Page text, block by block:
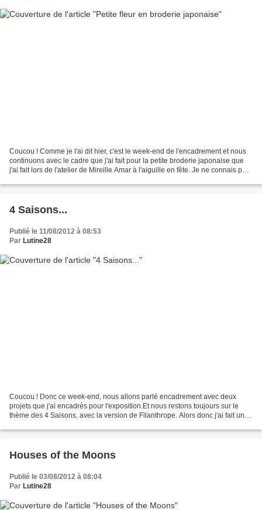
Coucou ! Comme je l'ai dit hier, c'est le week-end de l'encadrement et nous
continuons avec le cadre que j'ai fait pour la petite broderie japonaise que
j'ai fait lors de l'atelier de Mireille Amar à l'aiguille en fête. Je ne connais pas
4 Saisons...
Publié le 11/08/2012 à 08:53
Par Lutine28
Coucou ! Donc ce week-end, nous allons parlé encadrement avec deux
projets que j'ai encadrés pour l'exposition.Et nous restons toujours sur le
thème des 4 Saisons, avec la version de Filanthrope. Alors donc j'ai fait un
Houses of the Moons
Publié le 03/08/2012 à 08:04
Par Lutine28